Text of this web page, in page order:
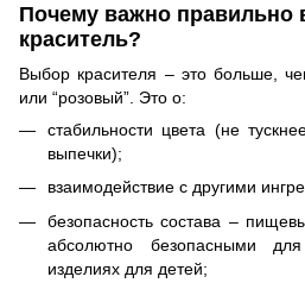
Почему важно правильно
краситель?
Выбор красителя – это больше,
или “розовый”. Это о:
стабильности цвета (не
выпечки);
взаимодействие с другими
безопасность состава –
абсолютно безопасными
изделиях для детей;